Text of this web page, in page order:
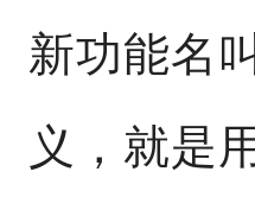
新功能名叫
义，就是